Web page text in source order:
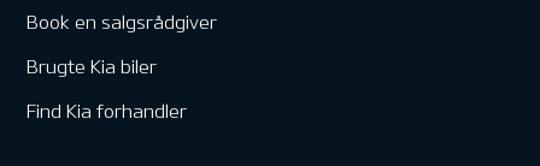
Book en salgsrådgiver
Brugte Kia biler
Find Kia forhandler